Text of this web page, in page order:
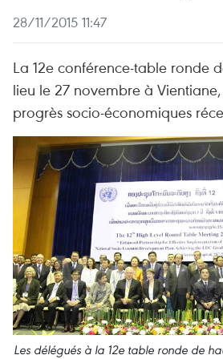
28/11/2015 11:47
La 12e conférence-table ronde
lieu le 27 novembre à
progrès socio-économiques
Les délégués à la 12e table ronde de